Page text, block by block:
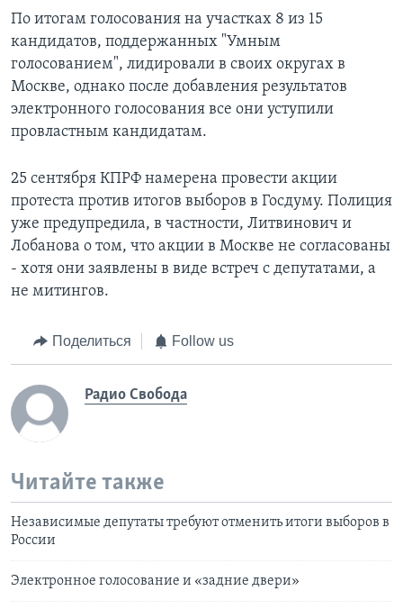
По итогам голосования на участках 8 из 15
кандидатов, поддержанных "Умным
голосованием", лидировали в своих округах в
Москве, однако после добавления результатов
электронного голосования все они уступили
провластным кандидатам.
25 сентября КПРФ намерена провести акции
протеста против итогов выборов в Госдуму. Полиция
уже предупредила, в частности, Литвинович и
Лобанова о том, что акции в Москве не согласованы
- хотя они заявлены в виде встреч с депутатами, а
не митингов.
Поделиться Follow us
Радио Свобода
Читайте также
Независимые депутаты требуют отменить итоги выборов в
России
Электронное голосование и «задние двери»